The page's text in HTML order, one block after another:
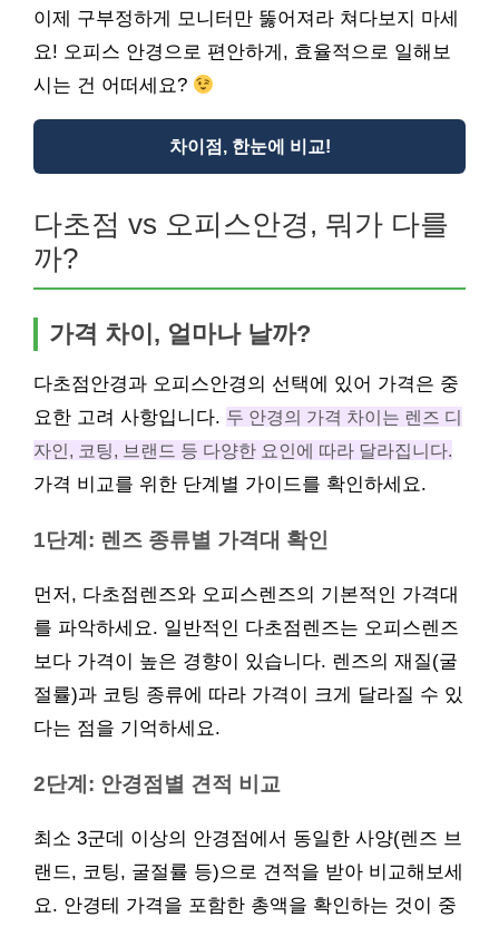
이제 구부정하게 모니터만 뚫어져라 쳐다보지 마세
요! 오피스 안경으로 편안하게, 효율적으로 일해보
시는 건 어떠세요?
차이점, 한눈에 비교!
다초점 vs 오피스안경, 뭐가 다를
까?
가격 차이, 얼마나 날까?
다초점안경과 오피스안경의 선택에 있어 가격은 중
요한 고려 사항입니다. 두 안경의 가격 차이는 렌즈 디
자인, 코팅, 브랜드 등 다양한 요인에 따라 달라집니다.
가격 비교를 위한 단계별 가이드를 확인하세요.
1단계: 렌즈 종류별 가격대 확인
먼저, 다초점렌즈와 오피스렌즈의 기본적인 가격대
를 파악하세요. 일반적인 다초점렌즈는 오피스렌즈
보다 가격이 높은 경향이 있습니다. 렌즈의 재질(굴
절률)과 코팅 종류에 따라 가격이 크게 달라질 수 있
다는 점을 기억하세요.
2단계: 안경점별 견적 비교
최소 3군데 이상의 안경점에서 동일한 사양(렌즈 브
랜드, 코팅, 굴절률 등)으로 견적을 받아 비교해보세
요. 안경테 가격을 포함한 총액을 확인하는 것이 중